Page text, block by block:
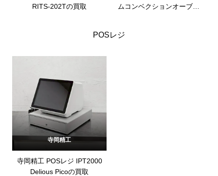
RITS-202Tの買取
ムコンベクションオーブン
POSレジ
寺岡精工
寺岡精工 POSレジ IPT2000
Delious Picoの買取